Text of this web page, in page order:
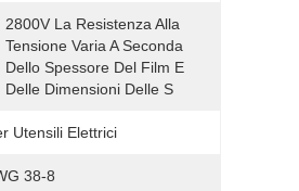
2800V La Resistenza Alla
Tensione Varia A Seconda
Dello Spessore Del Film E
Delle Dimensioni Delle S
Utensili Elettrici
38-8